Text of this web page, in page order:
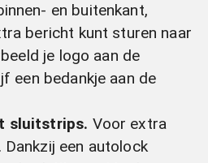
en buitenkant,
bericht kunt sturen naar
je logo aan de
een bedankje aan de
sluitstrips. Voor extra
Dankzij een autolock